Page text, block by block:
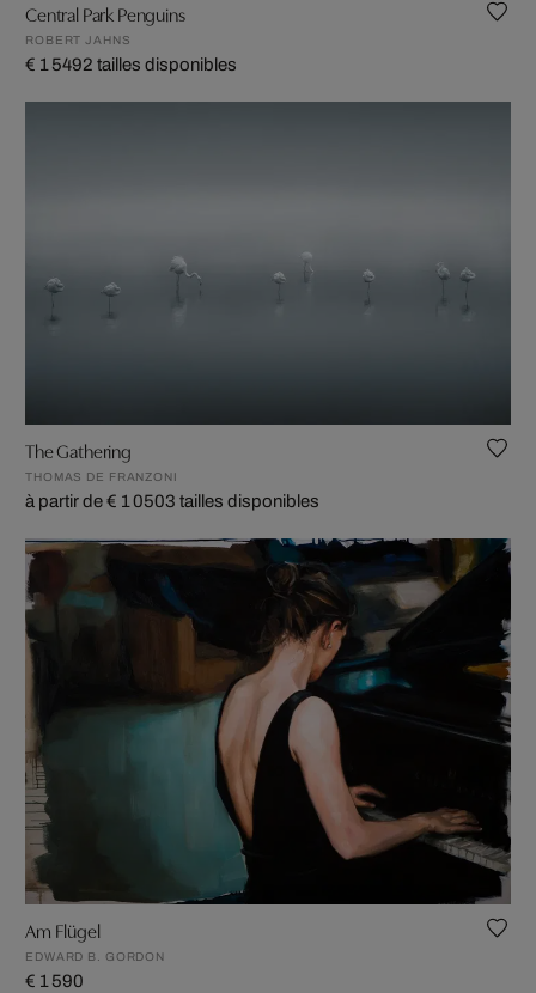
Central Park Penguins
ROBERT JAHNS
€ 1 5492 tailles disponibles
The Gathering
THOMAS DE FRANZONI
à partir de € 1 0503 tailles disponibles
Am Flügel
EDWARD B. GORDON
€ 1 590